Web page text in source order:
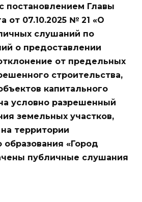
постановлением Главы
от 07.10.2025 № 21 «О
слушаний по
о предоставлении
от предельных
строительства,
капитального
условно разрешенный
земельных участков,
территории
«Город
публичные слушания